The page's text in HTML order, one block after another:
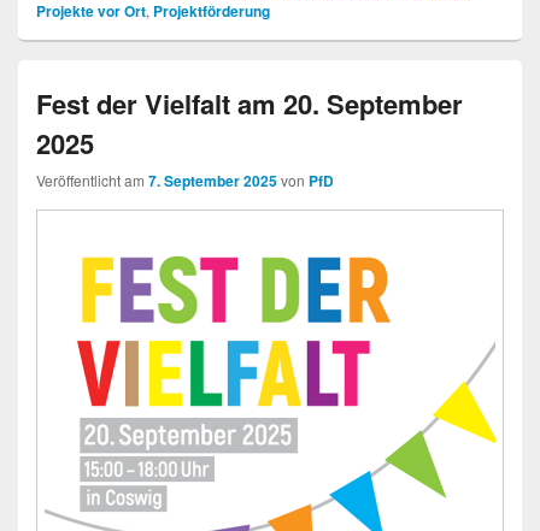
Projekte vor Ort, Projektförderung
Fest der Vielfalt am 20. September
2025
Veröffentlicht am 7. September 2025von PfD